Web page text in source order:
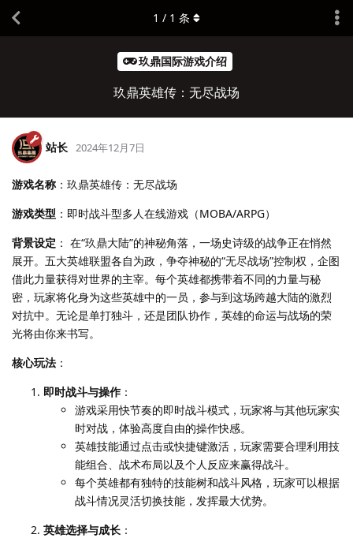
玖鼎国际游戏介绍
玖鼎英雄传：无尽战场
1 / 1 条
站长 2024年12月7日
游戏名称 ：玖鼎英雄传：无尽战场
游戏类型 ：即时战斗型多人在线游戏（MOBA/ARPG）
背景设定 ： 在“玖鼎大陆”的神秘角落，一场史诗级的战争正在悄然
展开。五大英雄联盟各自为政，争夺神秘的“无尽战场”控制权，企图
借此力量获得对世界的主宰。每个英雄都携带着不同的力量与秘
密，玩家将化身为这些英雄中的一员，参与到这场跨越大陆的激烈
对抗中。无论是单打独斗，还是团队协作，英雄的命运与战场的荣
光将由你来书写。
核心玩法 ：
即时战斗与操作 ：
游戏采用快节奏的即时战斗模式，玩家将与其他玩家实
时对战，体验高度自由的操作快感。
英雄技能通过点击或快捷键激活，玩家需要合理利用技
能组合、战术布局以及个人反应来赢得战斗。
每个英雄都有独特的技能树和战斗风格，玩家可以根据
战斗情况灵活切换技能，发挥最大优势。
英雄选择与成长 ：